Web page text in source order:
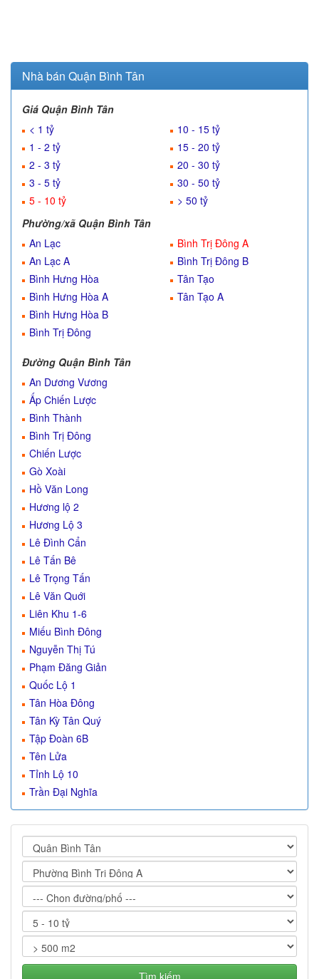
Nhà bán Quận Bình Tân
Giá Quận Bình Tân
< 1 tỷ
1 - 2 tỷ
2 - 3 tỷ
3 - 5 tỷ
5 - 10 tỷ
10 - 15 tỷ
15 - 20 tỷ
20 - 30 tỷ
30 - 50 tỷ
> 50 tỷ
Phường/xã Quận Bình Tân
An Lạc
An Lạc A
Bình Hưng Hòa
Bình Hưng Hòa A
Bình Hưng Hòa B
Bình Trị Đông
Bình Trị Đông A
Bình Trị Đông B
Tân Tạo
Tân Tạo A
Đường Quận Bình Tân
An Dương Vương
Ấp Chiến Lược
Bình Thành
Bình Trị Đông
Chiến Lược
Gò Xoài
Hồ Văn Long
Hương lộ 2
Hương Lộ 3
Lê Đình Cẩn
Lê Tấn Bê
Lê Trọng Tấn
Lê Văn Quới
Liên Khu 1-6
Miếu Bình Đông
Nguyễn Thị Tú
Phạm Đăng Giản
Quốc Lộ 1
Tân Hòa Đông
Tân Kỳ Tân Quý
Tập Đoàn 6B
Tên Lửa
Tỉnh Lộ 10
Trần Đại Nghĩa
Tìm kiếm